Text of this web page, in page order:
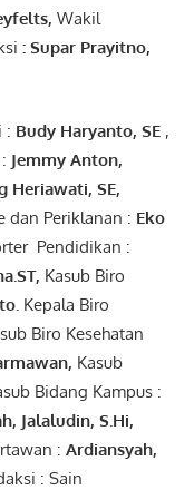
Wakil
: Supar Prayitno,
: Budy Haryanto, SE,
Jemmy Anton,
Heriawati, SE,
dan Periklanan : Eko
Pendidikan :
.ST, Kasub Biro
. Kepala Biro
Biro Kesehatan
, Kasub
Bidang Kampus :
, Jalaludin, S.Hi,
: Ardiansyah,
: Sain